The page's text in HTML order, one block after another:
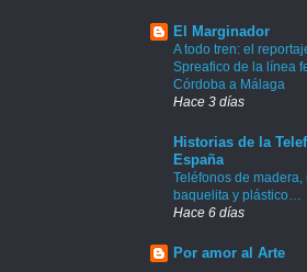
El Marginador
A todo tren: el
Spreafico de la línea
Córdoba a Málaga
Hace 3 días
Historias de la
España
Teléfonos de madera,
baquelita y plástico…
Hace 6 días
Por amor al Arte